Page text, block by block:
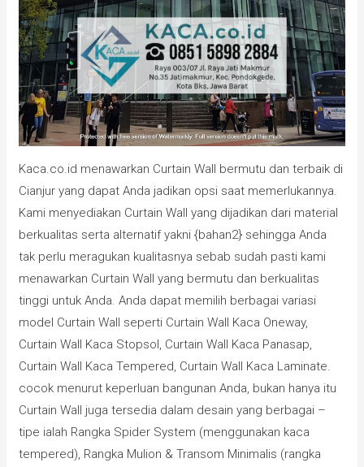
Kaca.co.id menawarkan Curtain Wall bermutu dan terbaik di
Cianjur yang dapat Anda jadikan opsi saat memerlukannya.
Kami menyediakan Curtain Wall yang dijadikan dari material
berkualitas serta alternatif yakni {bahan2} sehingga Anda
tak perlu meragukan kualitasnya sebab sudah pasti kami
menawarkan Curtain Wall yang bermutu dan berkualitas
tinggi untuk Anda. Anda dapat memilih berbagai variasi
model Curtain Wall seperti Curtain Wall Kaca Oneway,
Curtain Wall Kaca Stopsol, Curtain Wall Kaca Panasap,
Curtain Wall Kaca Tempered, Curtain Wall Kaca Laminate.
cocok menurut keperluan bangunan Anda, bukan hanya itu
Curtain Wall juga tersedia dalam desain yang berbagai –
tipe ialah Rangka Spider System (menggunakan kaca
tempered), Rangka Mulion & Transom Minimalis (rangka